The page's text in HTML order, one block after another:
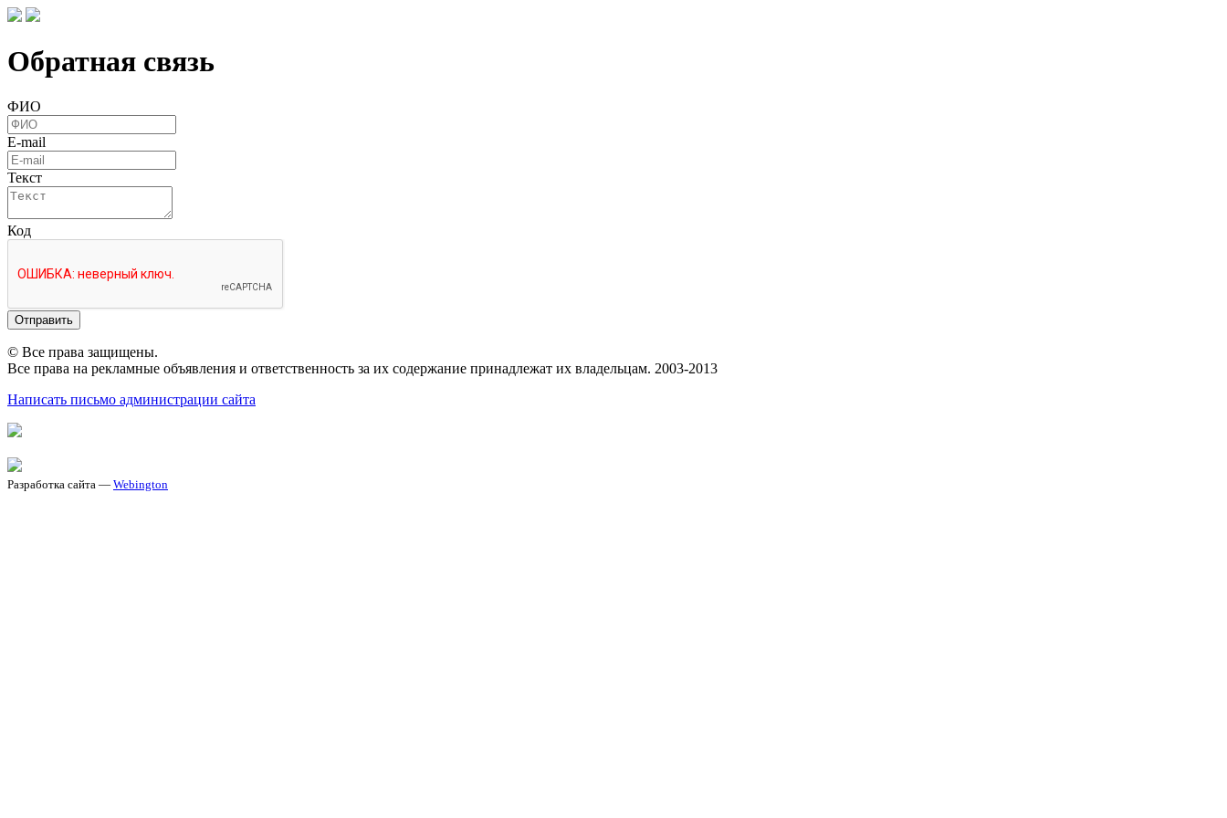
Обратная связь
ФИО
E-mail
Текст
Код
Отправить
© Все права защищены.
Все права на рекламные объявления и ответственность за их содержание принадлежат их владельцам. 2003-2013
Написать письмо администрации сайта
Разработка сайта — Webington